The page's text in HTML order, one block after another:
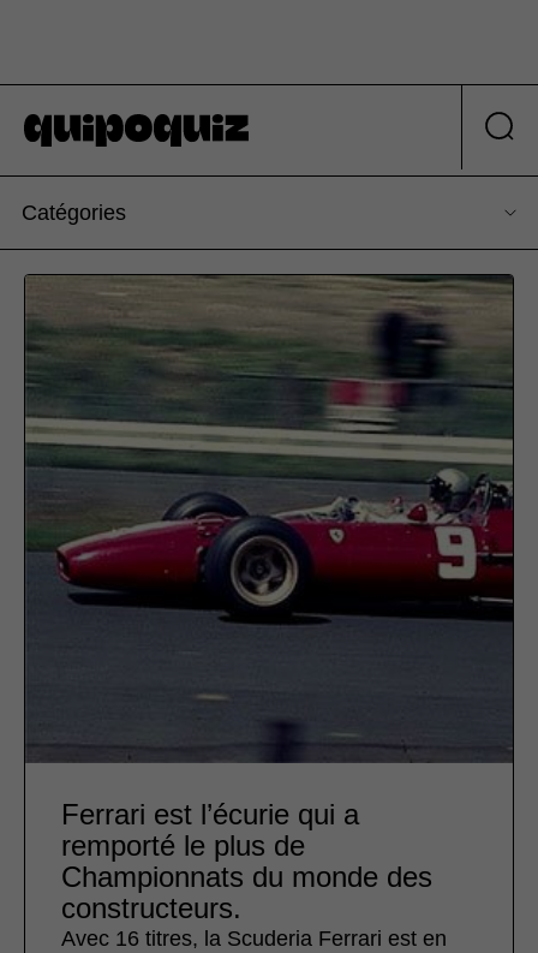
Catégories
Ferrari est l’écurie qui a
remporté le plus de
Championnats du monde des
constructeurs.
Avec 16 titres, la Scuderia Ferrari est en